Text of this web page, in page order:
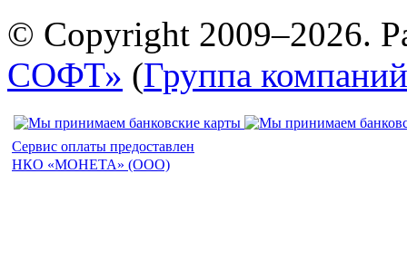
© Copyright 2009–2026.
СОФТ» (Группа
Сервис оплаты предоставлен
НКО «МОНЕТА» (ООО)